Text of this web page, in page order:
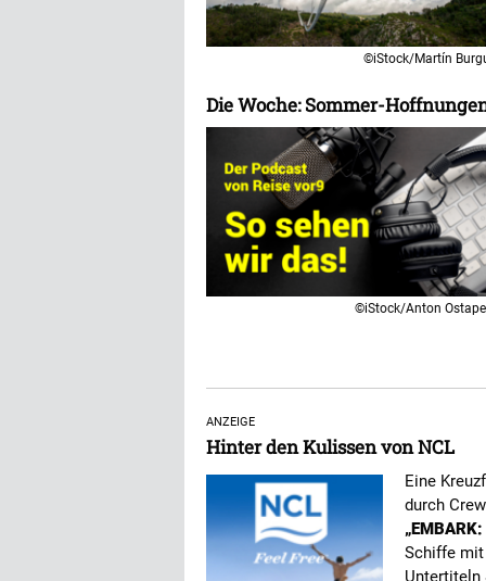
©iStock/Martín
Die Woche: Sommer-
©iStock/Anton
ANZEIGE
Hinter den Kulissen von NCL
Eine
durch
Schiffe
Untertiteln